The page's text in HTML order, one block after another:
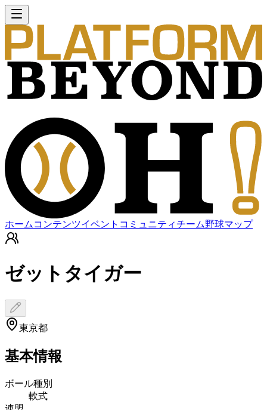
ホーム コンテンツイベント コミュニティチーム野球マップ
ゼットタイガー
東京都
基本情報
ボール種別
軟式